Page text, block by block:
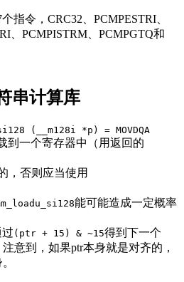
指令，CRC32、PCMPESTRI、
、PCMPISTRM、PCMPGTQ和
串计算库
(__m128i *p) = MOVDQA
到一个寄存器中（用返回的
，否则应当使用
能可能造成一定概率
(ptr + 15) & ~15得到下一个
意到，如果ptr本身就是对齐的，